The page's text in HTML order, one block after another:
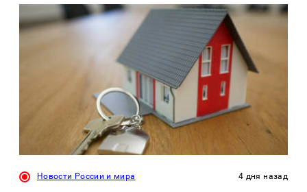
Новости России и мира 4 дня назад